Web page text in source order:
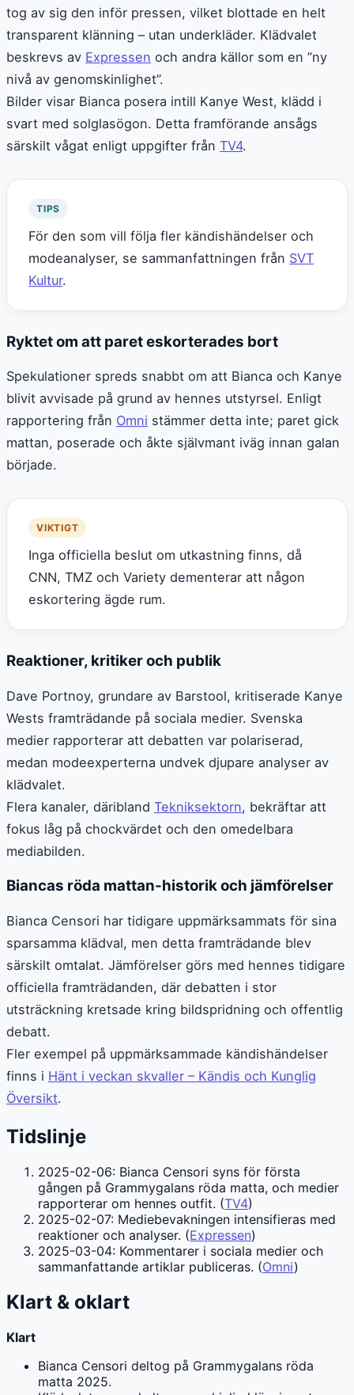
tog av sig den inför pressen, vilket blottade en helt
transparent klänning – utan underkläder. Klädvalet
beskrevs av Expressen och andra källor som en ”ny
nivå av genomskinlighet”.
Bilder visar Bianca posera intill Kanye West, klädd i
svart med solglasögon. Detta framförande ansågs
särskilt vågat enligt uppgifter från TV4.
TIPS
För den som vill följa fler kändishändelser och
modeanalyser, se sammanfattningen från SVT
Kultur.
Ryktet om att paret eskorterades bort
Spekulationer spreds snabbt om att Bianca och Kanye
blivit avvisade på grund av hennes utstyrsel. Enligt
rapportering från Omni stämmer detta inte; paret gick
mattan, poserade och åkte självmant iväg innan galan
började.
VIKTIGT
Inga officiella beslut om utkastning finns, då
CNN, TMZ och Variety dementerar att någon
eskortering ägde rum.
Reaktioner, kritiker och publik
Dave Portnoy, grundare av Barstool, kritiserade Kanye
Wests framträdande på sociala medier. Svenska
medier rapporterar att debatten var polariserad,
medan modeexperterna undvek djupare analyser av
klädvalet.
Flera kanaler, däribland Tekniksektorn, bekräftar att
fokus låg på chockvärdet och den omedelbara
mediabilden.
Biancas röda mattan-historik och jämförelser
Bianca Censori har tidigare uppmärksammats för sina
sparsamma klädval, men detta framträdande blev
särskilt omtalat. Jämförelser görs med hennes tidigare
officiella framträdanden, där debatten i stor
utsträckning kretsade kring bildspridning och offentlig
debatt.
Fler exempel på uppmärksammade kändishändelser
finns i Hänt i veckan skvaller – Kändis och Kunglig
Översikt.
Tidslinje
2025-02-06: Bianca Censori syns för första
gången på Grammygalans röda matta, och medier
rapporterar om hennes outfit. (TV4)
2025-02-07: Mediebevakningen intensifieras med
reaktioner och analyser. (Expressen)
2025-03-04: Kommentarer i sociala medier och
sammanfattande artiklar publiceras. (Omni)
Klart & oklart
Klart
Bianca Censori deltog på Grammygalans röda
matta 2025.